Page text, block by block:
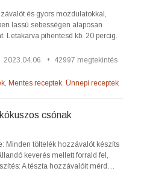
és gyors mozdulatokkal,
lassú sebességen alaposan
Letakarva pihentesd kb. 20 percig.
2023.04.06. •
42997 megtekintés
, Mentes receptek, Ünnepi receptek
csónak
Minden töltelék hozzávalót készíts
keverés mellett forrald fel,
A tészta hozzávalóit mérd…